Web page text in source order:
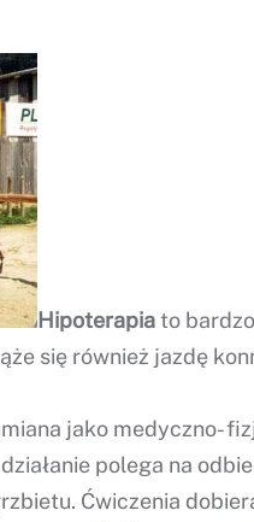
Hipoterapia to
się również jazdę
jako medyczno-
polega na
Ćwiczenia